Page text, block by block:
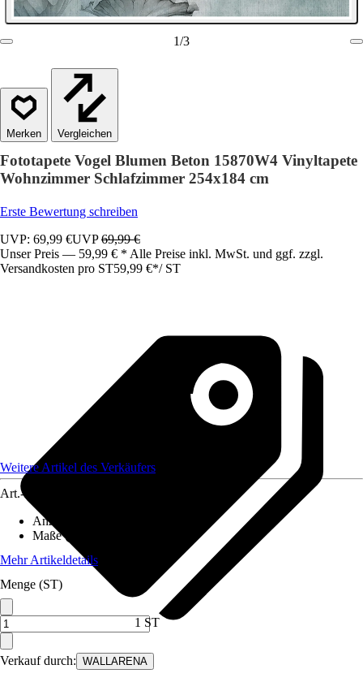
1/3
Vergleichen
Fototapete Vogel Blumen Beton 15870W4 Vinyltapete
Wohnzimmer Schlafzimmer 254x184 cm
Erste Bewertung schreiben
UVP: 69,99 €UVP69,99 €
Unser Preis — 59,99 € * Alle Preise inkl. MwSt. und ggf. zzgl.
Versandkosten pro ST59,99 €*/ ST
Verkauf durch: WALLARENA
Weitere Artikel des Verkäufers
Art.-Nr.
Anzahl der Teile
Maße (BxH)
Mehr Artikeldetails
Menge (ST)
1 ST